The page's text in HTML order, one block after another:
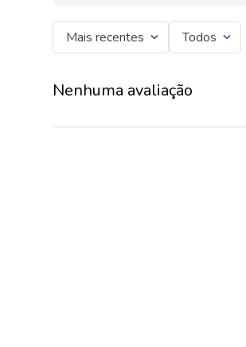
Mais recentes Todos
Nenhuma avaliação